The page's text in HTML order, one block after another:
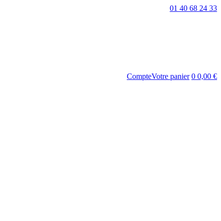
01 40 68 24 33
CompteVotre panier 0 0,00 €